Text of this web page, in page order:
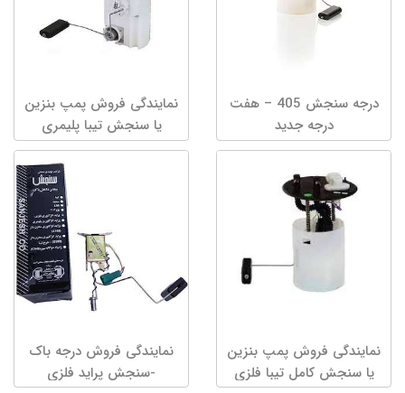
درجه سنجش 405 – هفت
درجه جدید
نمایندگی فروش پمپ بنزین
یا سنجش تیبا پلیمری
نمایندگی فروش پمپ بنزین
یا سنجش کامل تیبا فلزی
نمایندگی فروش درجه باک
-سنجش پراید فلزی